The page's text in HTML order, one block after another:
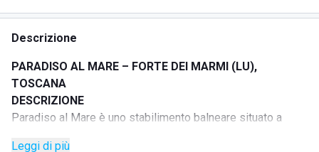
Descrizione
PARADISO AL MARE – FORTE DEI MARMI (LU),
TOSCANA
DESCRIZIONE
Paradiso al Mare è uno stabilimento balneare situato a
Leggi di più